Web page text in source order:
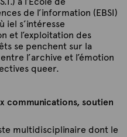
de l’information (EBSI)
iel s’intéresse
et l’exploitation des
se penchent sur la
l’archive et l’émotion
queer.
communications, soutien
multidisciplinaire dont le